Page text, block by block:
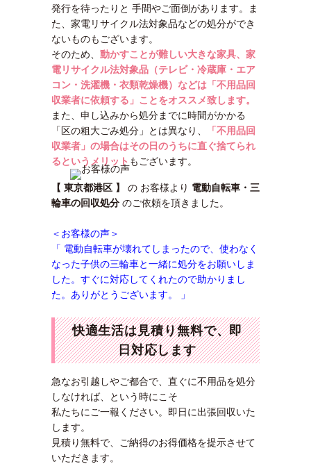
発行を待ったりと 手間やご面倒があります。ま
た、家電リサイクル法対象品などの処分ができ
ないものもございます。
そのため、 動かすことが難しい大きな家具、家
電リサイクル法対象品（テレビ・冷蔵庫・エア
コン・洗濯機・衣類乾燥機）などは「不用品回
収業者に依頼する」ことをオススメ致します。
また、申し込みから処分までに時間がかかる
「区の粗大ごみ処分」とは異なり、
「不用品回
収業者」の場合はその日のうちに直ぐ捨てられ
るというメリット もございます。
【 東京都港区 】 の お客様より 電動自転車・三
輪車の回収処分 のご依頼を頂きました。
＜お客様の声＞
「 電動自転車が壊れてしまったので、使わなく
なった子供の三輪車と一緒に処分をお願いしま
した。すぐに対応してくれたので助かりまし
た。ありがとうございます。 」
快適生活は見積り無料で、即
日対応します
急なお引越しやご都合で、直ぐに不用品を処分
しなければ、という時にこそ
私たちにご一報ください。即日に出張回収いた
します。
見積り無料で、ご納得のお得価格を提示させて
いただきます。